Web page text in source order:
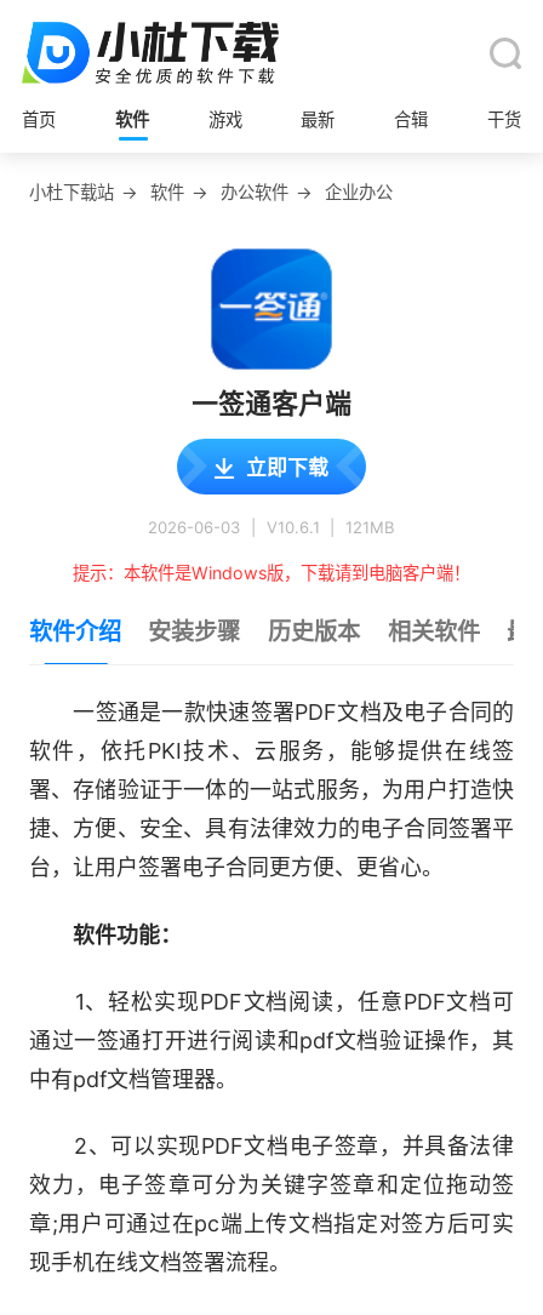
首页 软件 游戏 最新 合辑 干货
小杜下载站 → 软件 → 办公软件 → 企业办公
一签通客户端
立即下载
2026-06-03 V10.6.1 121MB
提示：本软件是Windows版，下载请到电脑客户端！
软件介绍 安装步骤 历史版本 相关软件 最
一签通是一款快速签署PDF文档及电子合同的
软件，依托PKI技术、云服务，能够提供在线签
署、存储验证于一体的一站式服务，为用户打造快
捷、方便、安全、具有法律效力的电子合同签署平
台，让用户签署电子合同更方便、更省心。
软件功能：
1、轻松实现PDF文档阅读，任意PDF文档可
通过一签通打开进行阅读和pdf文档验证操作，其
中有pdf文档管理器。
2、可以实现PDF文档电子签章，并具备法律
效力，电子签章可分为关键字签章和定位拖动签
章;用户可通过在pc端上传文档指定对签方后可实
现手机在线文档签署流程。